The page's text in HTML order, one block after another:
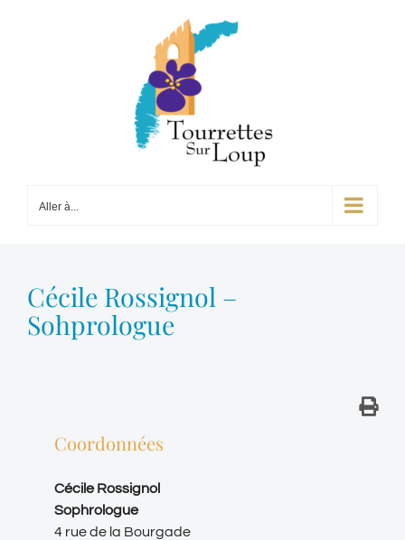
Aller à...
Cécile Rossignol –
Sohprologue
Coordonnées
Cécile Rossignol
Sophrologue
4 rue de la Bourgade